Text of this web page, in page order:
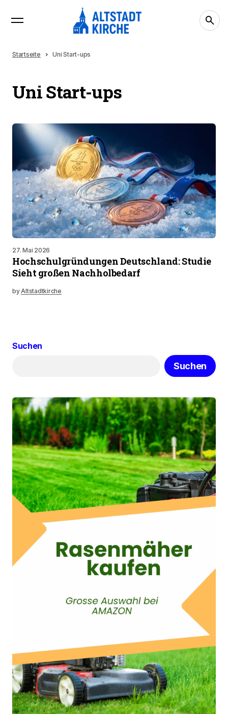
Startseite Uni Start-ups
Uni Start-ups
27. Mai 2026
Hochschulgründungen Deutschland: Studie
Sieht großen Nachholbedarf
byAltstadtkirche
Suchen
Suchen